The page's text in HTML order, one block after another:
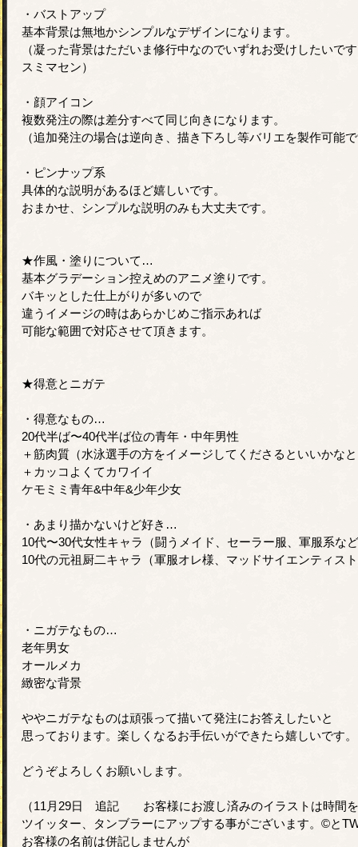
・バストアップ
基本背景は無地かシンプルなデザインになります。
（凝った背景はただいま修行中なのでいずれお受けしたいです
スミマセン）
・顔アイコン
複数発注の際は差分すべて同じ向きになります。
（追加発注の場合は逆向き、描き下ろし等バリエを製作可能
・ピンナップ系
具体的な説明があるほど嬉しいです。
おまかせ、シンプルな説明のみも大丈夫です。
★作風・塗りについて…
基本グラデーション控えめのアニメ塗りです。
バキッとした仕上がりが多いので
違うイメージの時はあらかじめご指示あれば
可能な範囲で対応させて頂きます。
★得意とニガテ
・得意なもの…
20代半ば〜40代半ば位の青年・中年男性
＋筋肉質（水泳選手の方をイメージしてくださるといいかな
＋カッコよくてカワイイ
ケモミミ青年&中年&少年少女
・あまり描かないけど好き…
10代〜30代女性キャラ（闘うメイド、セーラー服、軍服系な
10代の元祖厨二キャラ（軍服オレ様、マッドサイエンティス
・ニガテなもの…
老年男女
オールメカ
緻密な背景
ややニガテなものは頑張って描いて発注にお答えしたいと
思っております。楽しくなるお手伝いができたら嬉しいです。
どうぞよろしくお願いします。
（11月29日 追記 お客様にお渡し済みのイラストは時間を
ツイッター、タンブラーにアップする事がございます。©️と
お客様の名前は併記しませんが